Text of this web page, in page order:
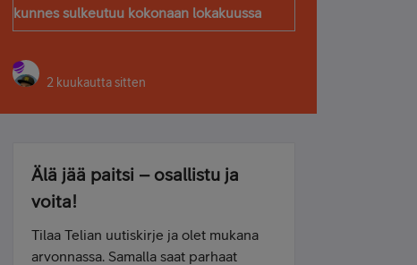
kunnes sulkeutuu kokonaan lokakuussa
2 kuukautta sitten
Älä jää paitsi – osallistu ja
voita!
Tilaa Telian uutiskirje ja olet mukana
arvonnassa. Samalla saat parhaat